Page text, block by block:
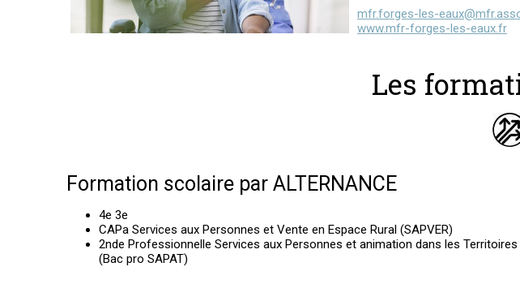
mfr.forges-les-
www.mfr-forges-les-eaux.fr
Les
Formation scolaire par ALTERNANCE
4e 3e
CAPa Services aux Personnes et Vente en Espace Rural (SAPVER)
2nde Professionnelle Services aux Personnes et animation dans les Territoires
(Bac pro SAPAT)